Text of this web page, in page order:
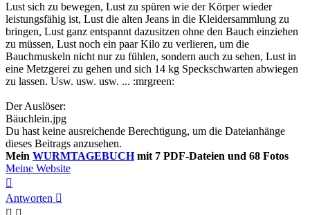
Lust sich zu bewegen, Lust zu spüren wie der Körper wieder
leistungsfähig ist, Lust die alten Jeans in die Kleidersammlung zu
bringen, Lust ganz entspannt dazusitzen ohne den Bauch einziehen
zu müssen, Lust noch ein paar Kilo zu verlieren, um die
Bauchmuskeln nicht nur zu fühlen, sondern auch zu sehen, Lust in
eine Metzgerei zu gehen und sich 14 kg Speckschwarten abwiegen
zu lassen. Usw. usw. usw. ... :mrgreen:
Der Auslöser:
Bäuchlein.jpg
Du hast keine ausreichende Berechtigung, um die Dateianhänge
dieses Beitrags anzusehen.
Mein WURMTAGEBUCHmit 7 PDF-Dateien und 68 Fotos
Meine Website
oben
Antworten